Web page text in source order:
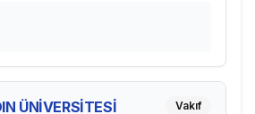
ÜNİVERSİTESİ Vakıf